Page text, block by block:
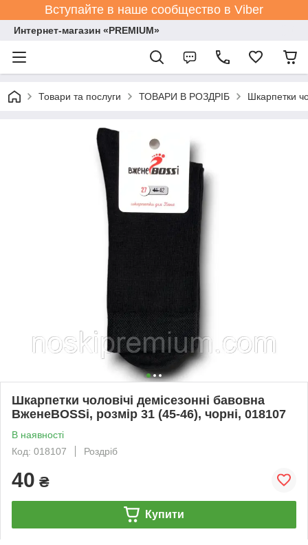
Вступайте в наше сообщество в Viber
Интернет-магазин «PREMIUM»
Товари та послуги ТОВАРИ В РОЗДРІБ Шкарпетки
Шкарпетки чоловічі демісезонні бавовна
ВженеBOSSі, розмір 31 (45-46), чорні, 018107
В наявності
Код: 018107
Роздріб
40 ₴
Купити